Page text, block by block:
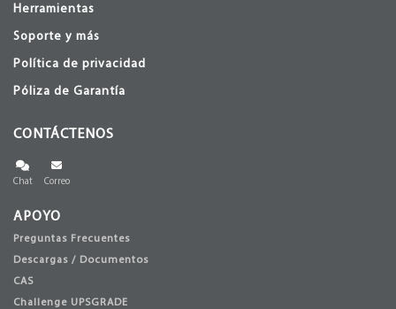
Herramientas
Soporte y más
Política de privacidad
Póliza de Garantía
CONTÁCTENOS
Chat Correo
APOYO
Preguntas Frecuentes
Descargas / Documentos
CAS
Challenge UPSGRADE